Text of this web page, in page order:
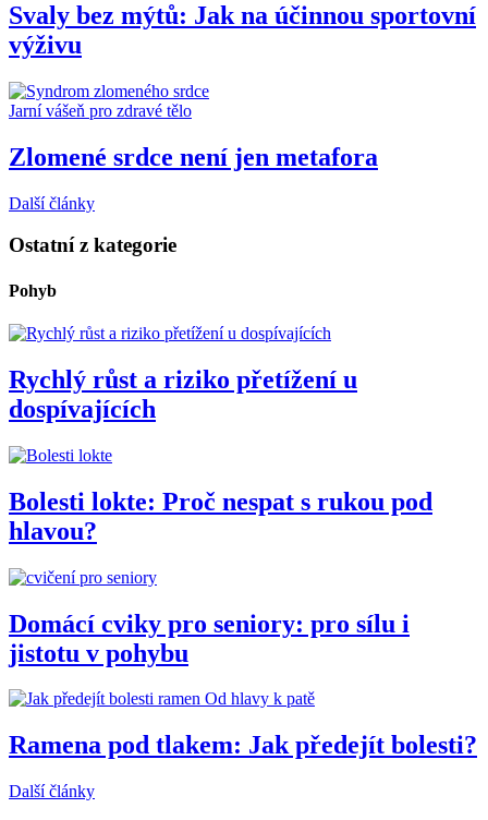
Svaly bez mýtů: Jak na účinnou sportovní
výživu
Jarní vášeň pro zdravé tělo
Zlomené srdce není jen metafora
Další články
Ostatní z kategorie
Pohyb
Rychlý růst a riziko přetížení u
dospívajících
Bolesti lokte: Proč nespat s rukou pod
hlavou?
Domácí cviky pro seniory: pro sílu i
jistotu v pohybu
Od hlavy k patě
Ramena pod tlakem: Jak předejít bolesti?
Další články